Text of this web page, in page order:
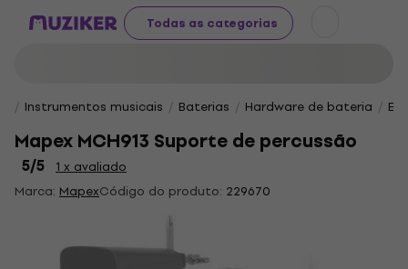
Todas as categorias
Instrumentos musicais Baterias Hardware de bateria
Mapex MCH913 Suporte de percussão
5/5
1 x avaliado
Marca: MapexCódigo do produto: 229670